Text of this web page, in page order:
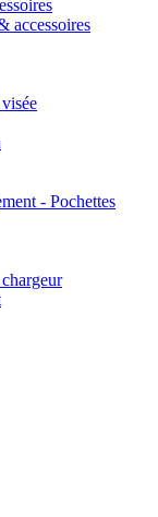
accessoires
- Pochettes